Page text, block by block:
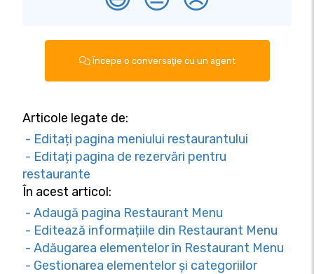
Începe o conversaţie cu un agent
Articole legate de:
- Editați pagina meniului restaurantului
- Editați pagina de rezervări pentru
restaurante
În acest articol:
- Adaugă pagina Restaurant Menu
- Editează informațiile din Restaurant Menu
- Adăugarea elementelor în Restaurant Menu
- Gestionarea elementelor și categoriilor